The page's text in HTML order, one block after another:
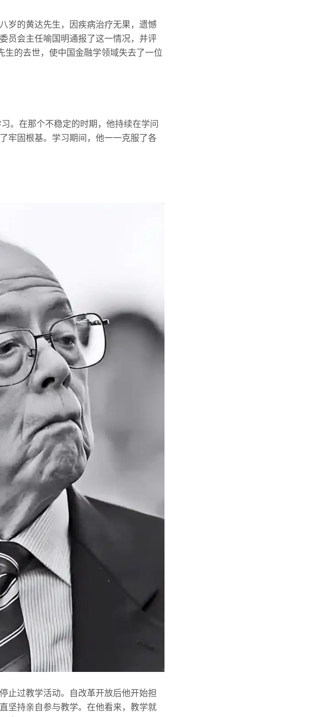
岁的黄达先生，因疾病治疗无果，遗憾
员会主任喻国明通报了这一情况，并评
生的去世，使中国金融学领域失去了一位
。在那个不稳定的时期，他持续在学问
牢固根基。学习期间，他一一克服了各
止过教学活动。自改革开放后他开始担
坚持亲自参与教学。在他看来，教学就